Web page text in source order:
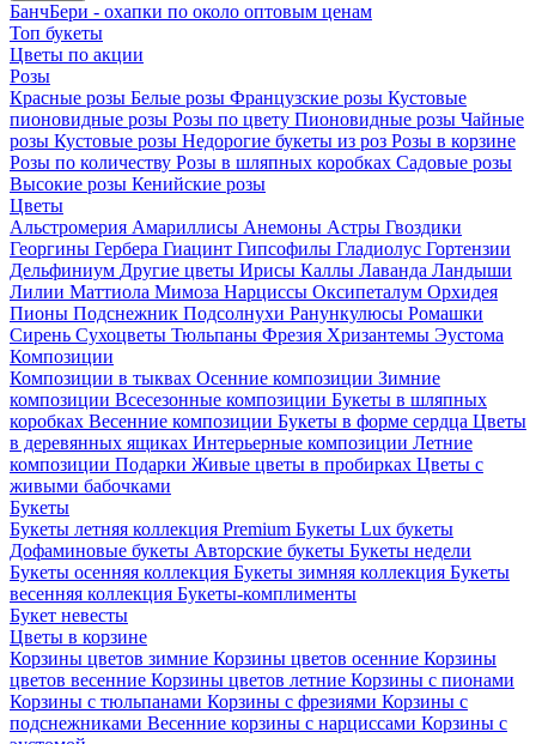
БанчБери - охапки по около оптовым ценам
Топ букеты
Цветы по акции
Розы
Красные розы Белые розы Французские розы Кустовые
пионовидные розы Розы по цвету Пионовидные розы Чайные
розы Кустовые розы Недорогие букеты из роз Розы в корзине
Розы по количеству Розы в шляпных коробках Садовые розы
Высокие розы Кенийские розы
Цветы
Альстромерия Амариллисы Анемоны Астры Гвоздики
Георгины Гербера Гиацинт Гипсофилы Гладиолус Гортензии
Дельфиниум Другие цветы Ирисы Каллы Лаванда Ландыши
Лилии Маттиола Мимоза Нарциссы Оксипеталум Орхидея
Пионы Подснежник Подсолнухи Ранункулюсы Ромашки
Сирень Сухоцветы Тюльпаны Фрезия Хризантемы Эустома
Композиции
Композиции в тыквах Осенние композиции Зимние
композиции Всесезонные композиции Букеты в шляпных
коробках Весенние композиции Букеты в форме сердца Цветы
в деревянных ящиках Интерьерные композиции Летние
композиции Подарки Живые цветы в пробирках Цветы с
живыми бабочками
Букеты
Букеты летняя коллекция Premium Букеты Lux букеты
Дофаминовые букеты Авторские букеты Букеты недели
Букеты осенняя коллекция Букеты зимняя коллекция Букеты
весенняя коллекция Букеты-комплименты
Букет невесты
Цветы в корзине
Корзины цветов зимние Корзины цветов осенние Корзины
цветов весенние Корзины цветов летние Корзины с пионами
Корзины с тюльпанами Корзины с фрезиями Корзины с
подснежниками Весенние корзины с нарциссами Корзины с